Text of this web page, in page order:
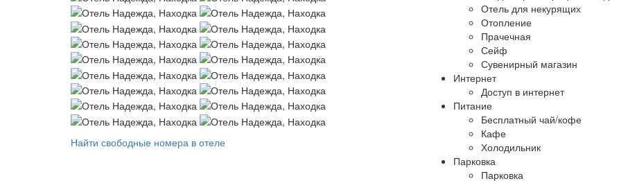
Найти свободные номера в отеле
Отель для некурящих
Отопление
Прачечная
Сейф
Сувенирный магазин
Интернет
Доступ в интернет
Питание
Бесплатный чай/кофе
Кафе
Холодильник
Парковка
Парковка